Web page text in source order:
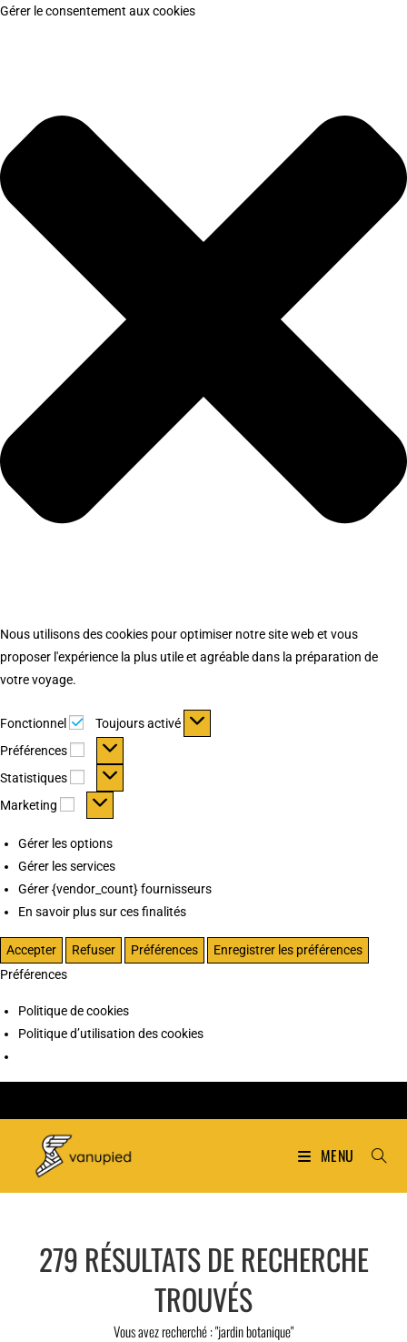
Gérer le consentement aux cookies
Nous utilisons des cookies pour optimiser notre site web et vous
proposer l'expérience la plus utile et agréable dans la préparation de
votre voyage.
Fonctionnel Fonctionnel
Toujours activé
Préférences
Préférences
Statistiques Statistiques
Marketing Marketing
Gérer les options
Gérer les services
Gérer {vendor_count} fournisseurs
En savoir plus sur ces finalités
Accepter Refuser Préférences
Enregistrer les préférences
Préférences
Politique de cookies
Politique d’utilisation des cookies
MENU
279 RÉSULTATS DE RECHERCHE
TROUVÉS
Vous avez recherché : "jardin botanique"